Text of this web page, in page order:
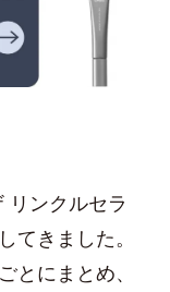
ンクルセラ
てきました。
とにまとめ、